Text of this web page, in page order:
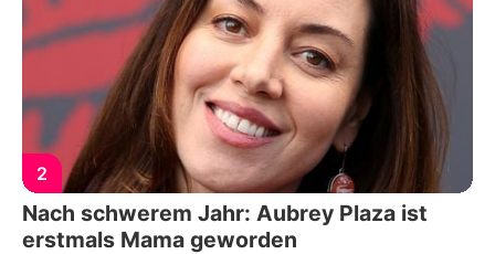
2
Nach schwerem Jahr: Aubrey Plaza ist
erstmals Mama geworden